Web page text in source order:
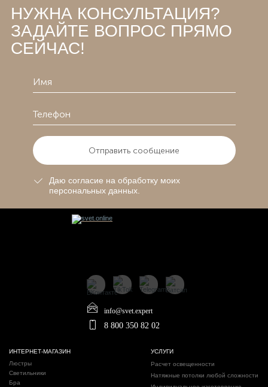
НУЖНА КОНСУЛЬТАЦИЯ?
ЗАДАЙТЕ ВОПРОС ПРЯМО
СЕЙЧАС!
Отправить сообщение
Даю согласие на обработку моих
персональных данных.
info@svet.expert
8 800 350 82 02
ИНТЕРНЕТ-МАГАЗИН
Люстры
Светильники
Бра
УСЛУГИ
Расчет освещенности
Натяжные потолки любой сложности